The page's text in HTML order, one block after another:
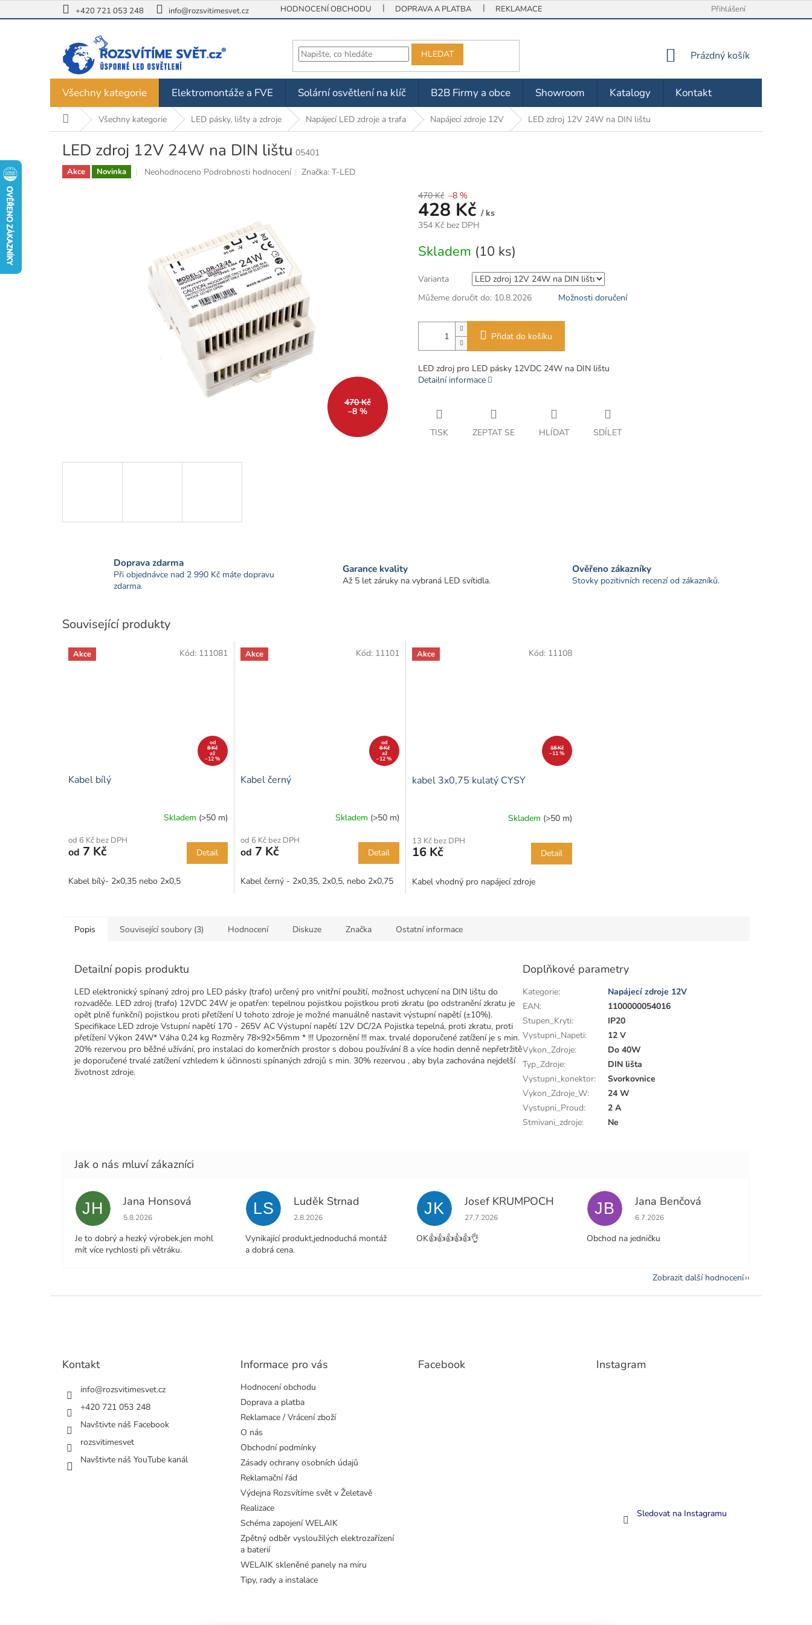
na
+420 721 053 248 info@rozsvitimesvet.cz HODNOCENÍ OBCHODU DOPRAVA A PLATBA REKLAMACE / VRÁCENÍ ZBOŽÍ OBCHODNÍ PODMÍNKY
Přihlášení
HLEDAT
NÁKUPNÍ
Prázdný košík
Všechny kategorie Elektromontáže a FVE Solární osvětlení na klíč B2B Firmy a obce Showroom Katalogy Kontakt
Domů Všechny kategorie LED pásky, lišty a zdroje Napájecí LED zdroje a trafa Napájecí zdroje 12V LED zdroj 12V 24W na DIN lištu
LED zdroj 12V 24W na DIN lištu 05401
Akce Novinka
Průměrné
hvězdiček.
Neohodnoceno Podrobnosti hodnocení Značka:T-LED
470 Kč
–8 %
470 Kč –8 %
428 Kč / ks
354 Kč bez DPH
cena:
Skladem (10 ks)
Varianta
Můžeme doručit do: 10.8.2026 Možnosti doručení
Přidat do košíku
LED zdroj pro LED pásky 12VDC 24W na DIN lištu
Detailní informace
TISK ZEPTAT SE HLÍDAT SDÍLET
Doprava zdarma
Při objednávce nad 2 990 Kč máte dopravu
zdarma.
Garance kvality
Až 5 let záruky na vybraná LED svítidla.
Ověřeno zákazníky
Stovky pozitivních recenzí od zákazníků.
Související produkty
Akce
od
8 Kč
až
–12 %
Kabel bílý
Skladem (>50 m)
od 6 Kč bez DPH
od 7 Kč Detail
Kabel bílý- 2x0,35 nebo 2x0,5
Kód: 111081 Akce
od
8 Kč
až
–12 %
Kabel černý
produktu
je
z
Skladem (>50 m)
od 6 Kč bez DPH
od 7 Kč Detail
Kabel černý - 2x0,35, 2x0,5, nebo 2x0,75
Kód: 11101 Akce
18 Kč
–11 %
kabel 3x0,75 kulatý CYSY
Skladem (>50 m)
13 Kč bez DPH
16 Kč Detail
Kabel vhodný pro napájecí zdroje
Kód: 11108
Popis Související soubory (3) Hodnocení Diskuze Značka Ostatní informace
Detailní popis produktu
LED elektronický spínaný zdroj pro LED pásky (trafo) určený pro vnitřní použití, možnost uchycení na DIN lištu do
rozvaděče. LED zdroj (trafo) 12VDC 24W je opatřen: tepelnou pojistkou pojistkou proti zkratu (po odstranění zkratu je
opět plně funkční) pojistkou proti přetížení U tohoto zdroje je možné manuálně nastavit výstupní napětí (±10%).
Specifikace LED zdroje Vstupní napětí 170 - 265V AC Výstupní napětí 12V DC/2A Pojistka tepelná, proti zkratu, proti
přetížení Výkon 24W* Váha 0,24 kg Rozměry 78×92×56mm * !!! Upozornění !!! max. trvalé doporučené zatížení je s min.
20% rezervou pro běžné užívání, pro instalaci do komerčních prostor s dobou používání 8 a více hodin denně nepřetržitě
je doporučené trvalé zatížení vzhledem k účinnosti spínaných zdrojů s min. 30% rezervou , aby byla zachována nejdelší
životnost zdroje.
Doplňkové parametry
Kategorie:
Napájecí zdroje 12V
EAN:
1100000054016
Stupen_Kryti:
IP20
Vystupni_Napeti:
12 V
Vykon_Zdroje:
Do 40W
Typ_Zdroje:
DIN lišta
Vystupni_konektor:
Svorkovnice
Vykon_Zdroje_W:
24 W
Vystupni_Proud:
2 A
Stmivani_zdroje: Ne
JH Jana Honsová
Hodnocení obchodu je 5 z 5 hvězdiček.
5.8.2026
Je to dobrý a hezký výrobek,jen mohl
mít více rychlosti při větráku.
LS Luděk Strnad
Hodnocení obchodu je 5 z 5 hvězdiček.
2.8.2026
Vynikající produkt,jednoduchá montáž
a dobrá cena.
JK Josef KRUMPOCH
Hodnocení obchodu je 5 z 5 hvězdiček.
27.7.2026
OK👍👍👍👍👍👌
JB Jana Benčová
Hodnocení obchodu je 5 z 5 hvězdiček.
6.7.2026
Obchod na jedničku
Zobrazit další hodnocení
Kontakt
info@rozsvitimesvet.cz
+420 721 053 248
Navštivte náš Facebook
rozsvitimesvet
Navštivte náš YouTube kanál
Informace pro vás
Hodnocení obchodu
Doprava a platba
Reklamace / Vrácení zboží
O nás
Obchodní podmínky
Zásady ochrany osobních údajů
Reklamační řád
Výdejna Rozsvítíme svět v Želetavě
Realizace
Schéma zapojení WELAIK
Zpětný odběr vysloužilých elektrozařízení
a baterií
WELAIK skleněné panely na míru
Tipy, rady a instalace
Facebook Instagram
Sledovat na Instagramu